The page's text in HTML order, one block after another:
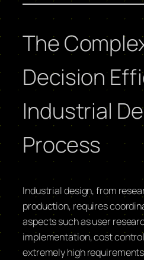
The
Decision
Industrial
Process
Industrial design, from
production, requires
aspects such as user
implementation, cost
extremely high